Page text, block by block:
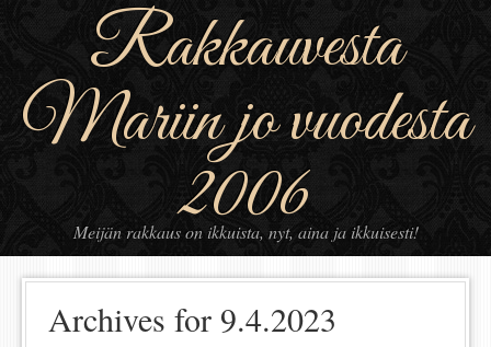
Rakkauvesta
Mariin jo vuodesta
2006
Meijän rakkaus on ikkuista, nyt, aina ja ikkuisesti!
Archives for 9.4.2023